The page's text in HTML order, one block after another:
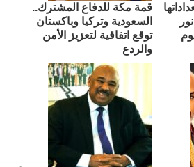
قمة مكة للدفاع المشترك..
السعودية وتركيا وباكستان
توقع اتفاقية لتعزيز الأمن
والردع